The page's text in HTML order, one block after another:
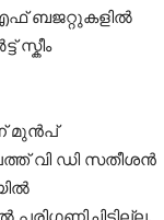
ബജറ്റുകളിൽ
സ്കീം
മുൻപ്
വി ഡി സതീശൻ